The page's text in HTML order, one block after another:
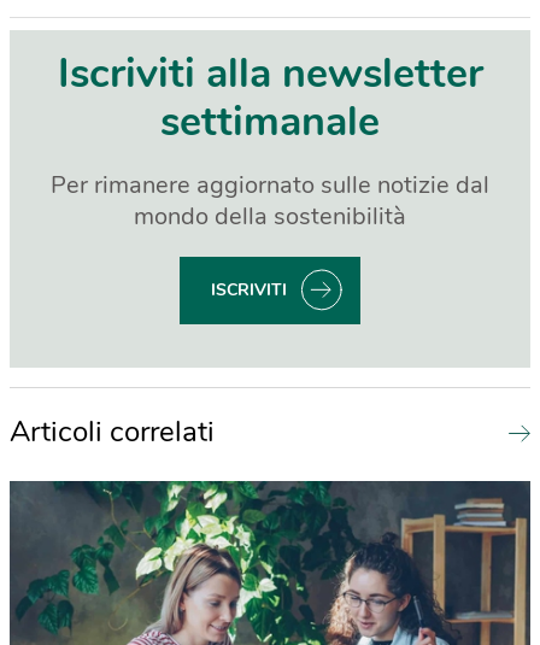
Iscriviti alla newsletter
settimanale
Per rimanere aggiornato sulle notizie dal
mondo della sostenibilità
ISCRIVITI
Articoli correlati